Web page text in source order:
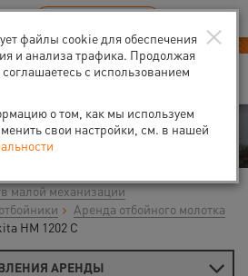
компрессоров
RU EN
малой механизации
Аренда отбойного молотка
HM 1202 C
АРЕНДЫ
×
файлы cookie для обеспечения
и анализа трафика. Продолжая
с использованием
о том, как мы используем
свои настройки, см. в нашей